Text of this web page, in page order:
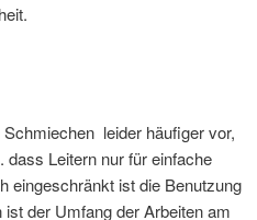
leider häufiger vor,
Leitern nur für einfache
eingeschränkt ist die Benutzung
der Umfang der Arbeiten am